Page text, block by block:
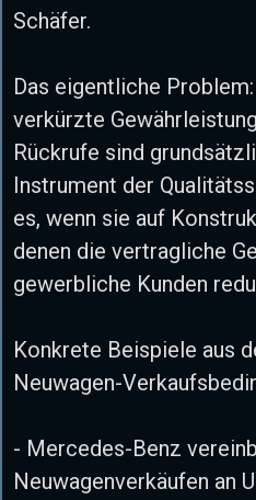
Schäfer.
Das eigentliche
verkürzte Gewährleistung
Rückrufe sind
Instrument der
es, wenn sie auf
denen die vertragliche
gewerbliche Kunden
Konkrete Beispiele aus
Neuwagen-
- Mercedes-Benz
Neuwagenverkäufen an